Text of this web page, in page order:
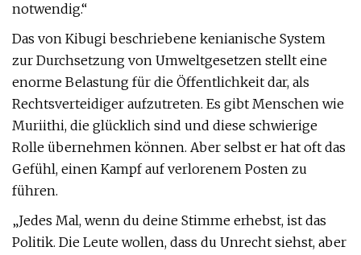
notwendig.“
Das von Kibugi beschriebene kenianische System
zur Durchsetzung von Umweltgesetzen stellt eine
enorme Belastung für die Öffentlichkeit dar, als
Rechtsverteidiger aufzutreten. Es gibt Menschen wie
Muriithi, die glücklich sind und diese schwierige
Rolle übernehmen können. Aber selbst er hat oft das
Gefühl, einen Kampf auf verlorenem Posten zu
führen.
„Jedes Mal, wenn du deine Stimme erhebst, ist das
Politik. Die Leute wollen, dass du Unrecht siehst, aber